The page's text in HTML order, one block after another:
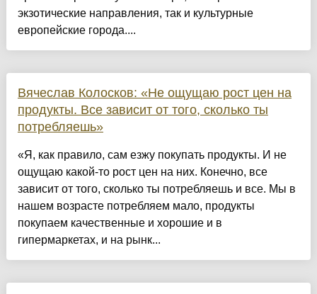
экзотические направления, так и культурные
европейские города....
Вячеслав Колосков: «Не ощущаю рост цен на
продукты. Все зависит от того, сколько ты
потребляешь»
«Я, как правило, сам езжу покупать продукты. И не
ощущаю какой-то рост цен на них. Конечно, все
зависит от того, сколько ты потребляешь и все. Мы в
нашем возрасте потребляем мало, продукты
покупаем качественные и хорошие и в
гипермаркетах, и на рынк...